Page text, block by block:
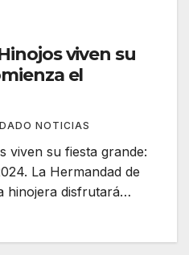
viven su
el
NOTICIAS
viven su fiesta grande:
La Hermandad de
hinojera disfrutará…